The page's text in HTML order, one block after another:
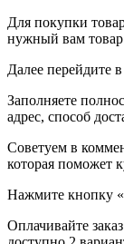
Для покупки
нужный вам товар
Далее перейдите
​​​​​​​Заполняете
адрес, способ
​​​​​​​Советуем в
которая поможет
​​​​​​​Нажмите кнопку
Оплачивайте